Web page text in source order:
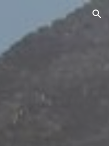
Skip to navigation